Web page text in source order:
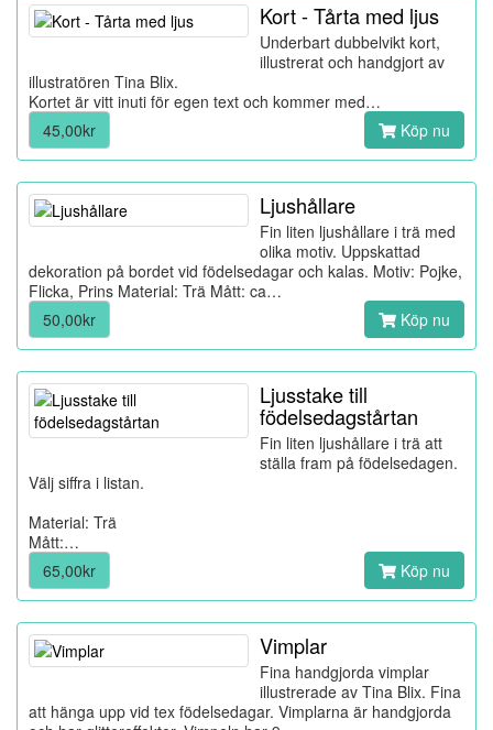
Kort - Tårta med ljus
Underbart dubbelvikt kort,
illustrerat och handgjort av
illustratören Tina Blix.
Kortet är vitt inuti för egen text och kommer med…
45,00kr
Köp nu
Ljushållare
Fin liten ljushållare i trä med
olika motiv. Uppskattad
dekoration på bordet vid födelsedagar och kalas. Motiv: Pojke,
Flicka, Prins Material: Trä Mått: ca…
50,00kr
Köp nu
Ljusstake till
födelsedagstårtan
Fin liten ljushållare i trä att
ställa fram på födelsedagen.
Välj siffra i listan.
Material: Trä
Mått:…
65,00kr
Köp nu
Vimplar
Fina handgjorda vimplar
illustrerade av Tina Blix. Fina
att hänga upp vid tex födelsedagar. Vimplarna är handgjorda